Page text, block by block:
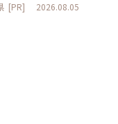
[PR] 2026.08.05